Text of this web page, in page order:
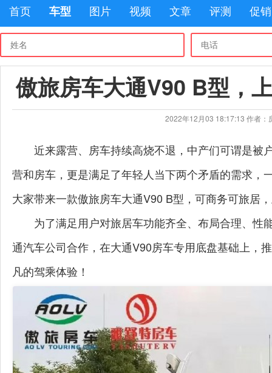
首页 车型 图片 视频 文章 评测 促销
傲旅房车大通V90 B型，
2022年12月03 18:17:13 作者：
近来露营、房车持续高烧不退，中产们可谓是被
营和房车，更是满足了年轻人当下两个矛盾的需求
大家带来一款傲旅房车大通V90 B型，可商务可旅居
为了满足用户对旅居车功能齐全、布局合理、
通汽车公司合作，在大通V90房车专用底盘基础上
凡的驾乘体验！